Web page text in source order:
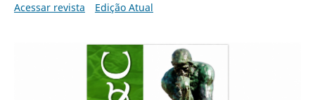
Acessar revista
Edição Atual